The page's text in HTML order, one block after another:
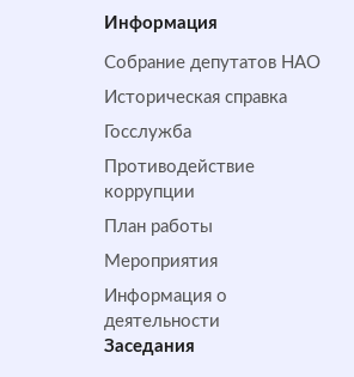
Информация
Собрание депутатов НАО
Историческая справка
Госслужба
Противодействие
коррупции
План работы
Мероприятия
Информация о
деятельности
Заседания